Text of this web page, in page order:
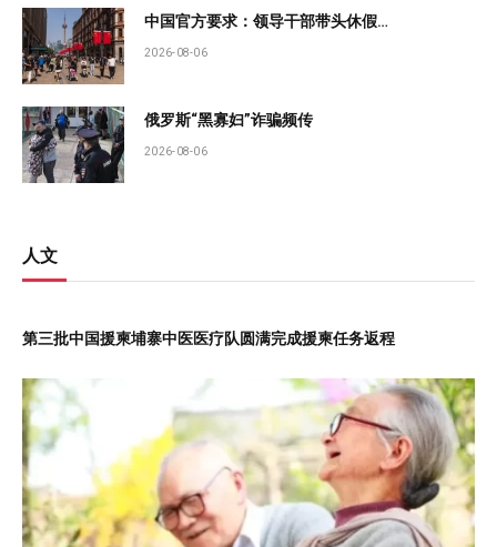
中国官方要求：领导干部带头休假…
2026-08-06
俄罗斯“黑寡妇”诈骗频传
2026-08-06
人文
第三批中国援柬埔寨中医医疗队圆满完成援柬任务返程